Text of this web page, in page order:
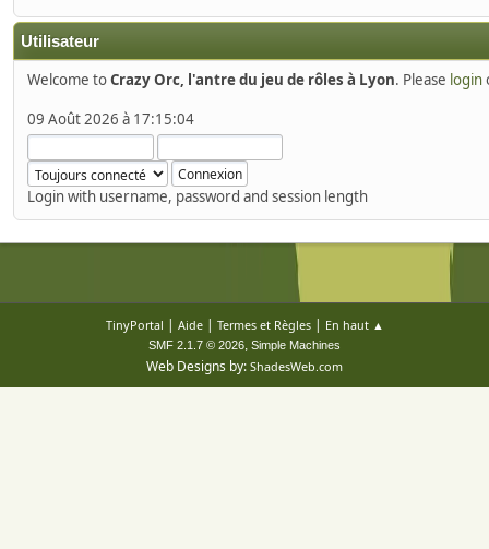
Utilisateur
Welcome toCrazy Orc, l'antre du jeu de rôles à Lyon. Please login
09 Août 2026 à 17:15:04
Login with username, password and session length
TinyPortal | Aide| Termes et Règles| En haut ▲
SMF 2.1.7 © 2026, Simple Machines
Web Designs by: ShadesWeb.com